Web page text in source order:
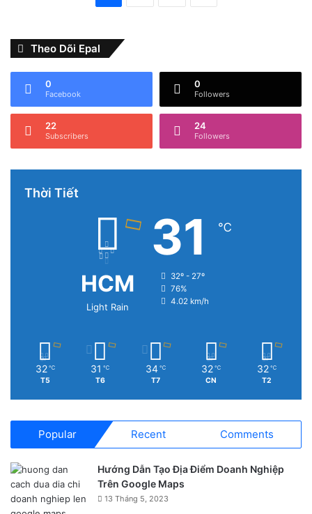
Theo Dõi Epal
0
Facebook
0
Followers
22
Subscribers
24
Followers
Thời Tiết
HCM
Light Rain
31 ℃
32º - 27º
76%
4.02 km/h
32 ℃
T5
31 ℃
T6
34 ℃
T7
32 ℃
CN
32 ℃
T2
Popular Recent Comments
Hướng Dẫn Tạo Địa Điểm Doanh Nghiệp
Trên Google Maps
13 Tháng 5, 2023